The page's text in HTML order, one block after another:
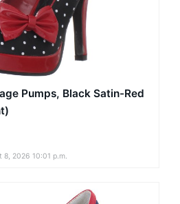
Pumps, Black Satin-Red
8, 2026 10:01 p.m.